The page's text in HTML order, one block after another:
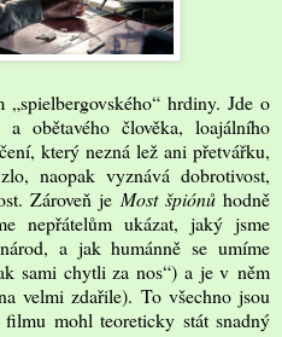
hrdiny. Jde o
obětavého člověka, loajálního
který nezná lež ani přetvářku,
naopak vyznává dobrotivost,
Zároveň je Most špiónůhodně
nepřátelům ukázat, jaký jsme
a jak humánně se umíme
sami chytli za nos“) a je v něm
velmi zdařile). To všechno jsou
mohl teoreticky stát snadný